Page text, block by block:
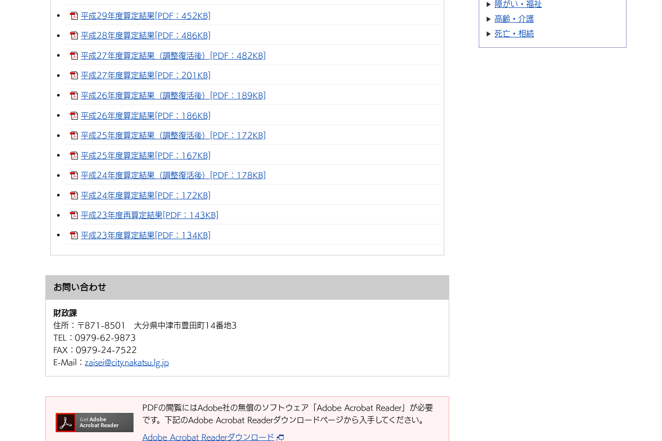
平成29年度算定結果[PDF：452KB]
平成28年度算定結果[PDF：486KB]
平成27年度算定結果（調整復活後）[PDF：482KB]
平成27年度算定結果[PDF：201KB]
平成26年度算定結果（調整復活後）[PDF：189KB]
平成26年度算定結果[PDF：186KB]
平成25年度算定結果（調整復活後）[PDF：172KB]
平成25年度算定結果[PDF：167KB]
平成24年度算定結果（調整復活後）[PDF：178KB]
平成24年度算定結果[PDF：172KB]
平成23年度再算定結果[PDF：143KB]
平成23年度算定結果[PDF：134KB]
お問い合わせ
財政課
住所： 〒871-8501 大分県中津市豊田町14番地3
TEL： 0979-62-9873
FAX： 0979-24-7522
E-Mail： zaisei@city.nakatsu.lg.jp
PDFの閲覧にはAdobe社の無償のソフトウェア「Adobe Acrobat Reader」が必要
です。下記のAdobe Acrobat Readerダウンロードページから入手してください。
Adobe Acrobat Readerダウンロード
障がい・福祉
高齢・介護
死亡・相続